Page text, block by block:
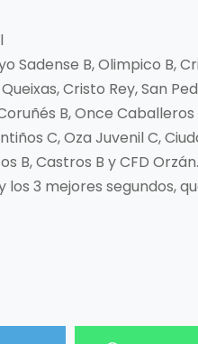
Sadense B, Olimpico B,
Cristo Rey, San
B, Once Caballeros
C, Oza Juvenil C,
B, Castros B y CFD Orzán.
3 mejores segundos,